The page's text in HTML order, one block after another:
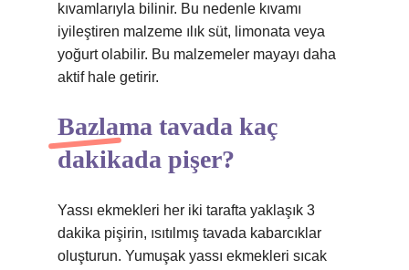
kıvamlarıyla bilinir. Bu nedenle kıvamı
iyileştiren malzeme ılık süt, limonata veya
yoğurt olabilir. Bu malzemeler mayayı daha
aktif hale getirir.
Bazlama tavada kaç
dakikada pişer?
Yassı ekmekleri her iki tarafta yaklaşık 3
dakika pişirin, ısıtılmış tavada kabarcıklar
oluşturun. Yumuşak yassı ekmekleri sıcak